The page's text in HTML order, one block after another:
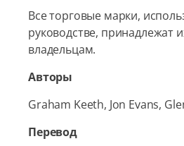
Все торговые марки,
руководстве, принадлежат
владельцам.
Авторы
Graham Keeth, Jon Evans,
Перевод